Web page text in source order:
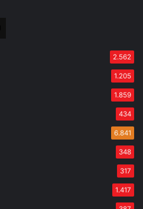
2.562
1.205
1.859
434
6.841
348
317
1.417